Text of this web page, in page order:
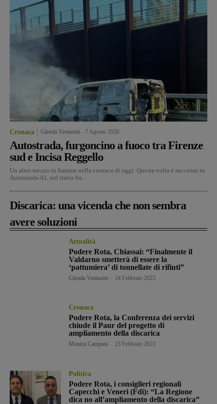
Cronaca Glenda Venturini 7 Agosto 2026
Autostrada, furgoncino a fuoco tra Firenze
sud e Incisa Reggello
Un altro mezzo in fiamme nella cronaca di oggi. Questa volta è successo in
Autostrada A1, nel tratto fra...
Discarica: una vicenda che non sembra
avere soluzioni
Attualità
Podere Rota, Chiassai: “Finalmente il
Valdarno smetterà di essere la
‘pattumiera’ di tonnellate di rifiuti”
Glenda Venturini 24 Febbraio 2023
Cronaca
Podere Rota, la Conferenza dei servizi
chiude il Paur del progetto di
ampliamento della discarica
Monica Campani 23 Febbraio 2023
Politica
Podere Rota, i consiglieri regionali
Capecchi e Veneri (Fdi): “La Regione
dica no all’ampliamento della discarica”